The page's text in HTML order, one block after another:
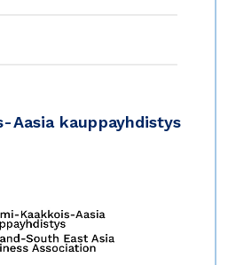
Aasia kauppayhdistys